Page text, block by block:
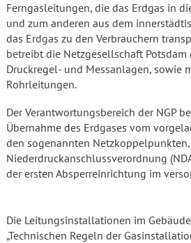
Ferngasleitungen, die das Erdgas in
und zum anderen aus dem
das Erdgas zu den Verbrauchern
betreibt die Netzgesellschaft Potsdam
Druckregel- und Messanlagen, sowie
Rohrleitungen.
Der Verantwortungsbereich der NGP
Übernahme des Erdgases vom
den sogenannten
Niederdruckanschlussverordnung
der ersten Absperreinrichtung im
Die Leitungsinstallationen im
„Technischen Regeln der